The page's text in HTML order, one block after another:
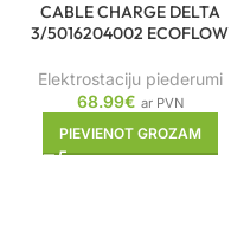
CABLE CHARGE DELTA
3/5016204002 ECOFLOW
Elektrostaciju piederumi
68.99€ ar PVN
PIEVIENOT GROZAM